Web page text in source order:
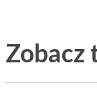
Zobacz